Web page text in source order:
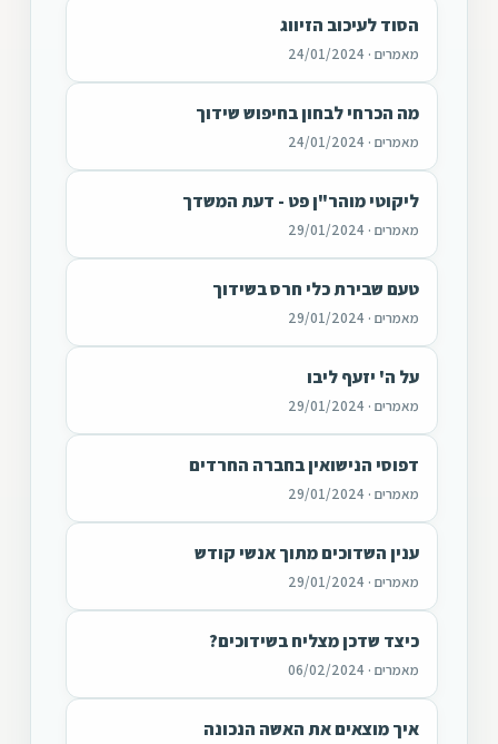
הסוד לעיכוב הזיווג
מאמרים · 24/01/2024
מה הכרחי לבחון בחיפוש שידוך
מאמרים · 24/01/2024
ליקוטי מוהר"ן פט - דעת המשדך
מאמרים · 29/01/2024
טעם שבירת כלי חרס בשידוך
מאמרים · 29/01/2024
על ה' יזעף ליבו
מאמרים · 29/01/2024
דפוסי הנישואין בחברה החרדים
מאמרים · 29/01/2024
ענין השדוכים מתוך אנשי קודש
מאמרים · 29/01/2024
כיצד שדכן מצליח בשידוכים?
מאמרים · 06/02/2024
איך מוצאים את האשה הנכונה